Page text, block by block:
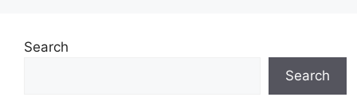
Search
Search